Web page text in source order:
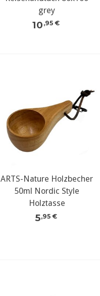
grey
10 ,95 €
ARTS-Nature Holzbecher
50ml Nordic Style
Holztasse
5,95 €